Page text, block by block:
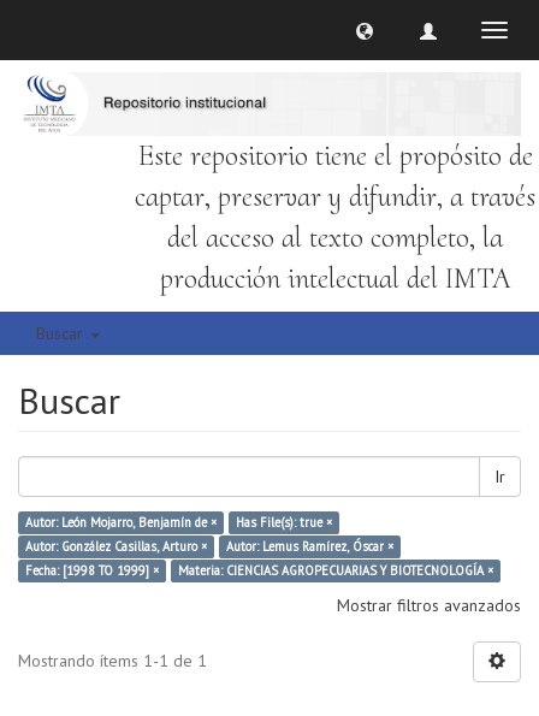
Este repositorio tiene el propósito de
captar, preservar y difundir, a través
del acceso al texto completo, la
producción intelectual del IMTA
Buscar
Buscar
Ir
Autor: León Mojarro, Benjamín de ×
Has File(s): true ×
Autor: González Casillas, Arturo ×
Autor: Lemus Ramírez, Óscar ×
Fecha: [1998 TO 1999] ×
Materia: CIENCIAS AGROPECUARIAS Y BIOTECNOLOGÍA ×
Mostrar filtros avanzados
Mostrando ítems 1-1 de 1